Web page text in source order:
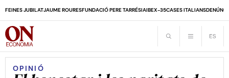
FEINES JUBILATJAUME ROURESFUNDACIÓ PERE TARRÉSIAIBEX-35CASES ITALIANS
OPINIÓ